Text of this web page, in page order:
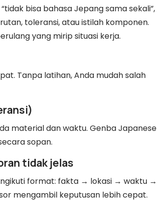
bisa bahasa Jepang sama sekali”,
toleransi, atau istilah komponen.
yang mirip situasi kerja.
Tanpa latihan, Anda mudah salah
material dan waktu. Genba Japanese
sopan.
tidak jelas
format: fakta → lokasi → waktu →
mengambil keputusan lebih cepat.